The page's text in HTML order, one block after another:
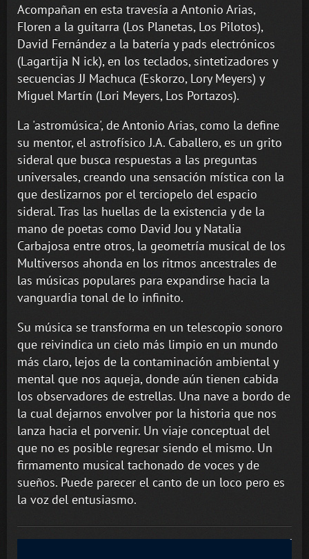
Acompañan en esta travesía a Antonio Arias,
Floren a la guitarra (Los Planetas, Los Pilotos),
David Fernández a la batería y pads electrónicos
(Lagartija N ick), en los teclados, sintetizadores y
secuencias JJ Machuca (Eskorzo, Lory Meyers) y
Miguel Martín (Lori Meyers, Los Portazos).
La 'astromúsica', de Antonio Arias, como la define
su mentor, el astrofísico J.A. Caballero, es un grito
sideral que busca respuestas a las preguntas
universales, creando una sensación mística con la
que deslizarnos por el terciopelo del espacio
sideral. Tras las huellas de la existencia y de la
mano de poetas como David Jou y Natalia
Carbajosa entre otros, la geometría musical de los
Multiversos ahonda en los ritmos ancestrales de
las músicas populares para expandirse hacia la
vanguardia tonal de lo infinito.
Su música se transforma en un telescopio sonoro
que reivindica un cielo más limpio en un mundo
más claro, lejos de la contaminación ambiental y
mental que nos aqueja, donde aún tienen cabida
los observadores de estrellas. Una nave a bordo de
la cual dejarnos envolver por la historia que nos
lanza hacia el porvenir. Un viaje conceptual del
que no es posible regresar siendo el mismo. Un
firmamento musical tachonado de voces y de
sueños. Puede parecer el canto de un loco pero es
la voz del entusiasmo.